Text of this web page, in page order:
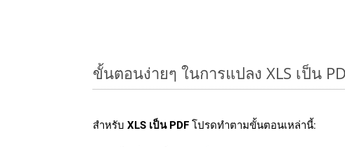
ขั้นตอนง่ายๆ ในการแปลง XLS เป็น
สำหรับ XLS เป็น PDF โปรดทำตามขั้นตอนเหล่านี้: